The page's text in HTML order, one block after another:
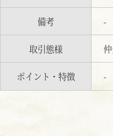
備考 -
取引態様
ポイント・特徴 -